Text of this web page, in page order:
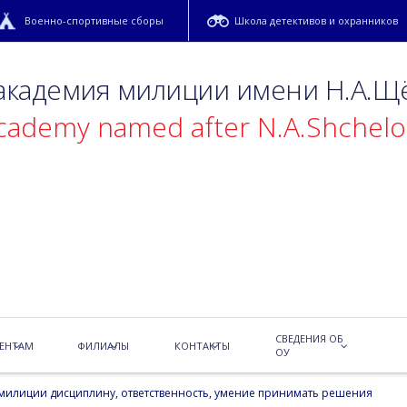
Военно-спортивные сборы Школа детективов и охранников
милиции имени
named after
ФИЛИАЛЫ КОНТАКТЫ
СВЕДЕНИЯ ОБ
ОУ
навредить ни себе, ни лошади, ни окружающим.
дисциплину, ответственность, умение принимать решения